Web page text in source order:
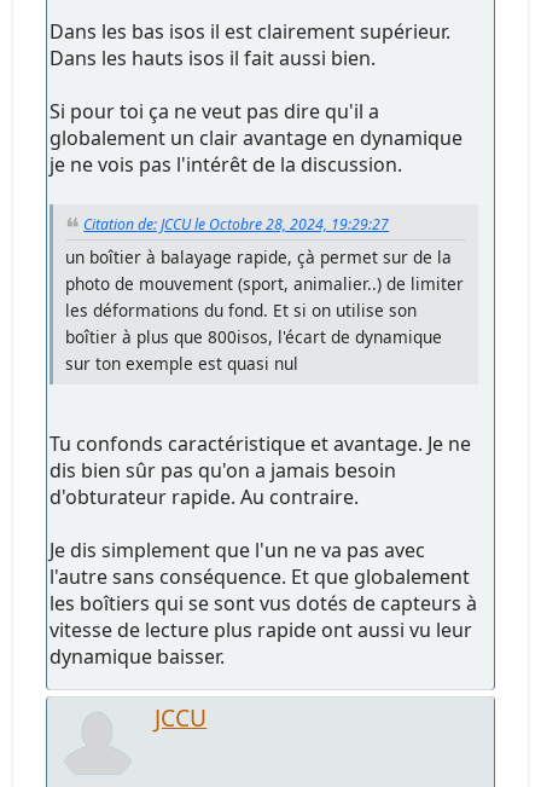
Dans les bas isos il est clairement supérieur.
Dans les hauts isos il fait aussi bien.
Si pour toi ça ne veut pas dire qu'il a
globalement un clair avantage en dynamique
je ne vois pas l'intérêt de la discussion.
Citation de: JCCU le Octobre 28, 2024, 19:29:27
un boîtier à balayage rapide, çà permet sur de la
photo de mouvement (sport, animalier..) de limiter
les déformations du fond. Et si on utilise son
boîtier à plus que 800isos, l'écart de dynamique
sur ton exemple est quasi nul
Tu confonds caractéristique et avantage. Je ne
dis bien sûr pas qu'on a jamais besoin
d'obturateur rapide. Au contraire.
Je dis simplement que l'un ne va pas avec
l'autre sans conséquence. Et que globalement
les boîtiers qui se sont vus dotés de capteurs à
vitesse de lecture plus rapide ont aussi vu leur
dynamique baisser.
JCCU